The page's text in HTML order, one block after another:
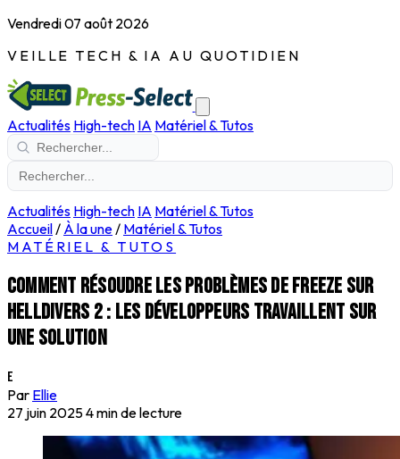
Vendredi 07 août 2026
VEILLE TECH & IA AU QUOTIDIEN
Actualités High-tech IA Matériel & Tutos
Actualités High-tech IA Matériel & Tutos
Accueil/ À la une/ Matériel & Tutos
MATÉRIEL & TUTOS
Comment résoudre les problèmes de freeze sur
Helldivers 2 : les développeurs travaillent sur
une solution
E
Par Ellie
27 juin 20254 min de lecture